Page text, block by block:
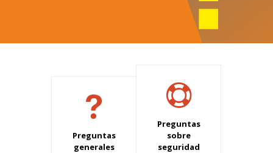
Preguntas
generales
Preguntas
sobre
seguridad